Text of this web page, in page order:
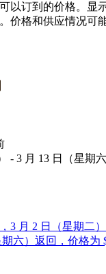
以订到的价格。显
价格和供应情况可
- 3 月 13 日（星期六
3 月 2 日（星期二
六）返回，价格为